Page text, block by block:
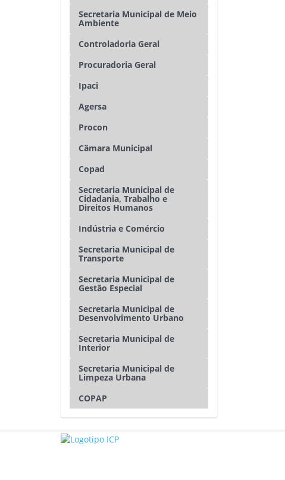
Secretaria Municipal de Meio
Ambiente
Controladoria Geral
Procuradoria Geral
Ipaci
Agersa
Procon
Câmara Municipal
Copad
Secretaria Municipal de
Cidadania, Trabalho e
Direitos Humanos
Indústria e Comércio
Secretaria Municipal de
Transporte
Secretaria Municipal de
Gestão Especial
Secretaria Municipal de
Desenvolvimento Urbano
Secretaria Municipal de
Interior
Secretaria Municipal de
Limpeza Urbana
COPAP